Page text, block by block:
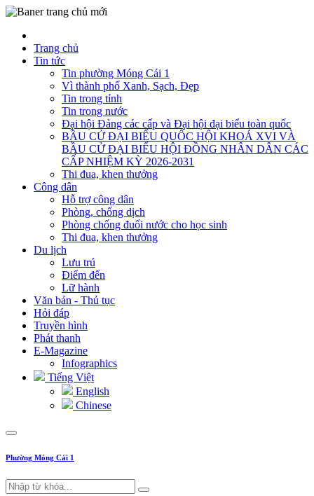
Trang chủ
Tin tức
Tin phường Móng Cái 1
Vì thành phố Xanh, Sạch, Đẹp
Tin trong tỉnh
Tin trong nước
Đại hội Đảng các cấp và Đại hội đại biểu toàn quốc
BẦU CỬ ĐẠI BIỂU QUỐC HỘI KHOÁ XVI VÀ
BẦU CỬ ĐẠI BIỂU HỘI ĐỒNG NHÂN DÂN CÁC
CẤP NHIỆM KỲ 2026-2031
Thi đua, khen thưởng
Công dân
Hỗ trợ công dân
Phòng, chống dịch
Phòng chống đuối nước cho học sinh
Thi đua, khen thưởng
Du lịch
Lưu trú
Điểm đến
Lữ hành
Văn bản - Thủ tục
Hỏi đáp
Truyền hình
Phát thanh
E-Magazine
Infographics
Tiếng Việt
English
Chinese
Phường Móng Cái 1